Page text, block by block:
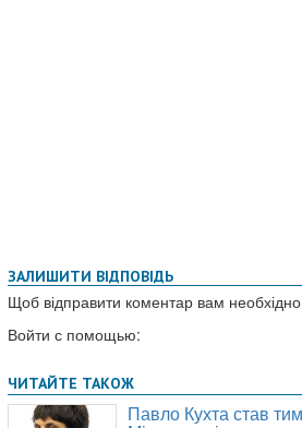
ЗАЛИШИТИ ВІДПОВІДЬ
Щоб відправити коментар вам необхідно
Войти с помощью: